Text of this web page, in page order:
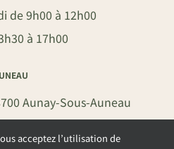
de 9h00 à 12h00
à 17h00
Aunay-Sous-Auneau
acceptez l’utilisation de